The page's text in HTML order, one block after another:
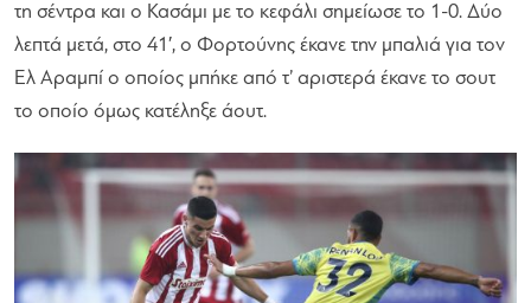
τη σέντρα και ο Κασάμι με το κεφάλι σημείωσε το 1-0. Δύο
λεπτά μετά, στο 41′, ο Φορτούνης έκανε την μπαλιά για τον
Ελ Αραμπί ο οποίος μπήκε από τ’ αριστερά έκανε το σουτ
το οποίο όμως κατέληξε άουτ.